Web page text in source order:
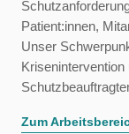
Patient:innen,
Unser
Zum